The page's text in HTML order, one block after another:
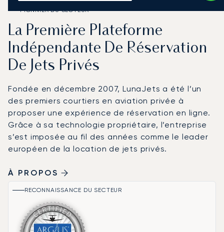
PIONNIER DU SECTEUR
La Première Plateforme
Indépendante De Réservation
De Jets Privés
Fondée en décembre 2007, LunaJets a été l’un
des premiers courtiers en aviation privée à
proposer une expérience de réservation en ligne.
Grâce à sa technologie propriétaire, l’entreprise
s’est imposée au fil des années comme le leader
européen de la location de jets privés.
À PROPOS
RECONNAISSANCE DU SECTEUR